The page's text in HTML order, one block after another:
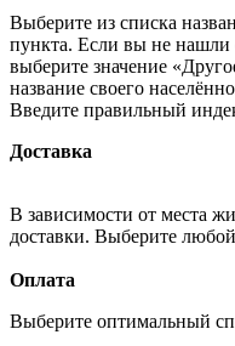
Выберите из списка
пункта. Если вы не нашли
выберите значение
название своего
Введите правильный
Доставка
В зависимости от места
доставки. Выберите
Оплата
Выберите оптимальный